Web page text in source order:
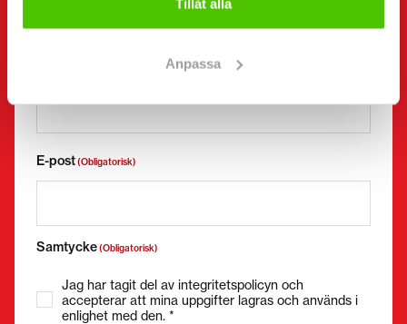
Tillåt alla
Anpassa
Utan mellanslag (t.ex. +358401234567)
E-post(Obligatorisk)
Samtycke(Obligatorisk)
Jag har tagit del av integritetspolicyn och
accepterar att mina uppgifter lagras och används i
enlighet med den. *